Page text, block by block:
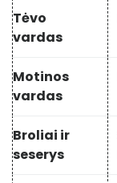
Tėvo
vardas
Motinos
vardas
Broliai ir
seserys